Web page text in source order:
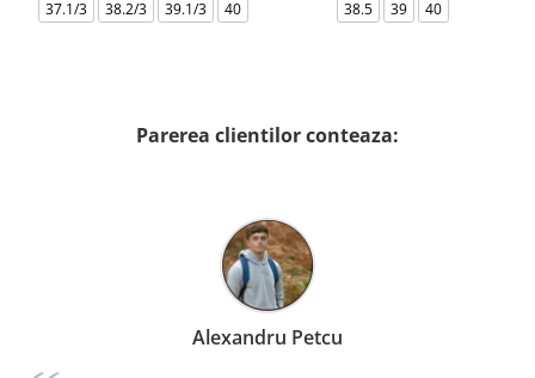
37.1/3
38.2/3 39.1/3 40
38.5
39 40
Parerea clientilor conteaza:
Alexandru Petcu